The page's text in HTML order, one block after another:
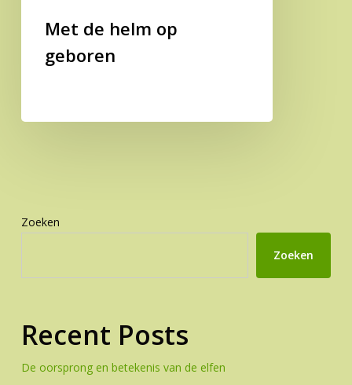
Met de helm op
geboren
Zoeken
Zoeken
Recent Posts
De oorsprong en betekenis van de elfen